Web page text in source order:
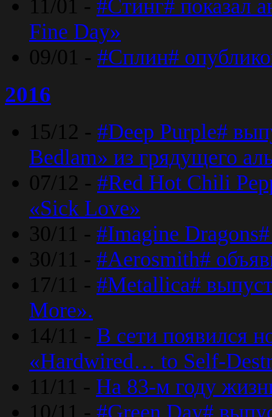
11/01 - #Стинг# показал
Fine Day»
09/01 - #Сплин#
2016
15/12 - #Deep Purple#
Bedlam» из грядущего
07/12 - #Red Hot Chili
«Sick Love»
30/11 - #Imagine
30/11 - #Aerosmith#
17/11 - #Metallica#
More».
14/11 - В сети появился
«Hardwired… to Self-
11/11 - На 83-м году
10/11 - #Green Day#